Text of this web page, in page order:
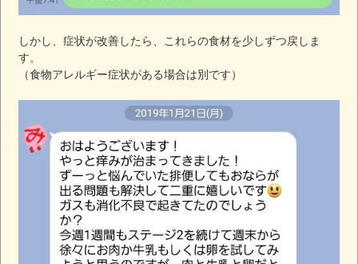
しかし、症状が改善したら、これらの食材を少しずつ戻しま
す。
（食物アレルギー症状がある場合は別です）